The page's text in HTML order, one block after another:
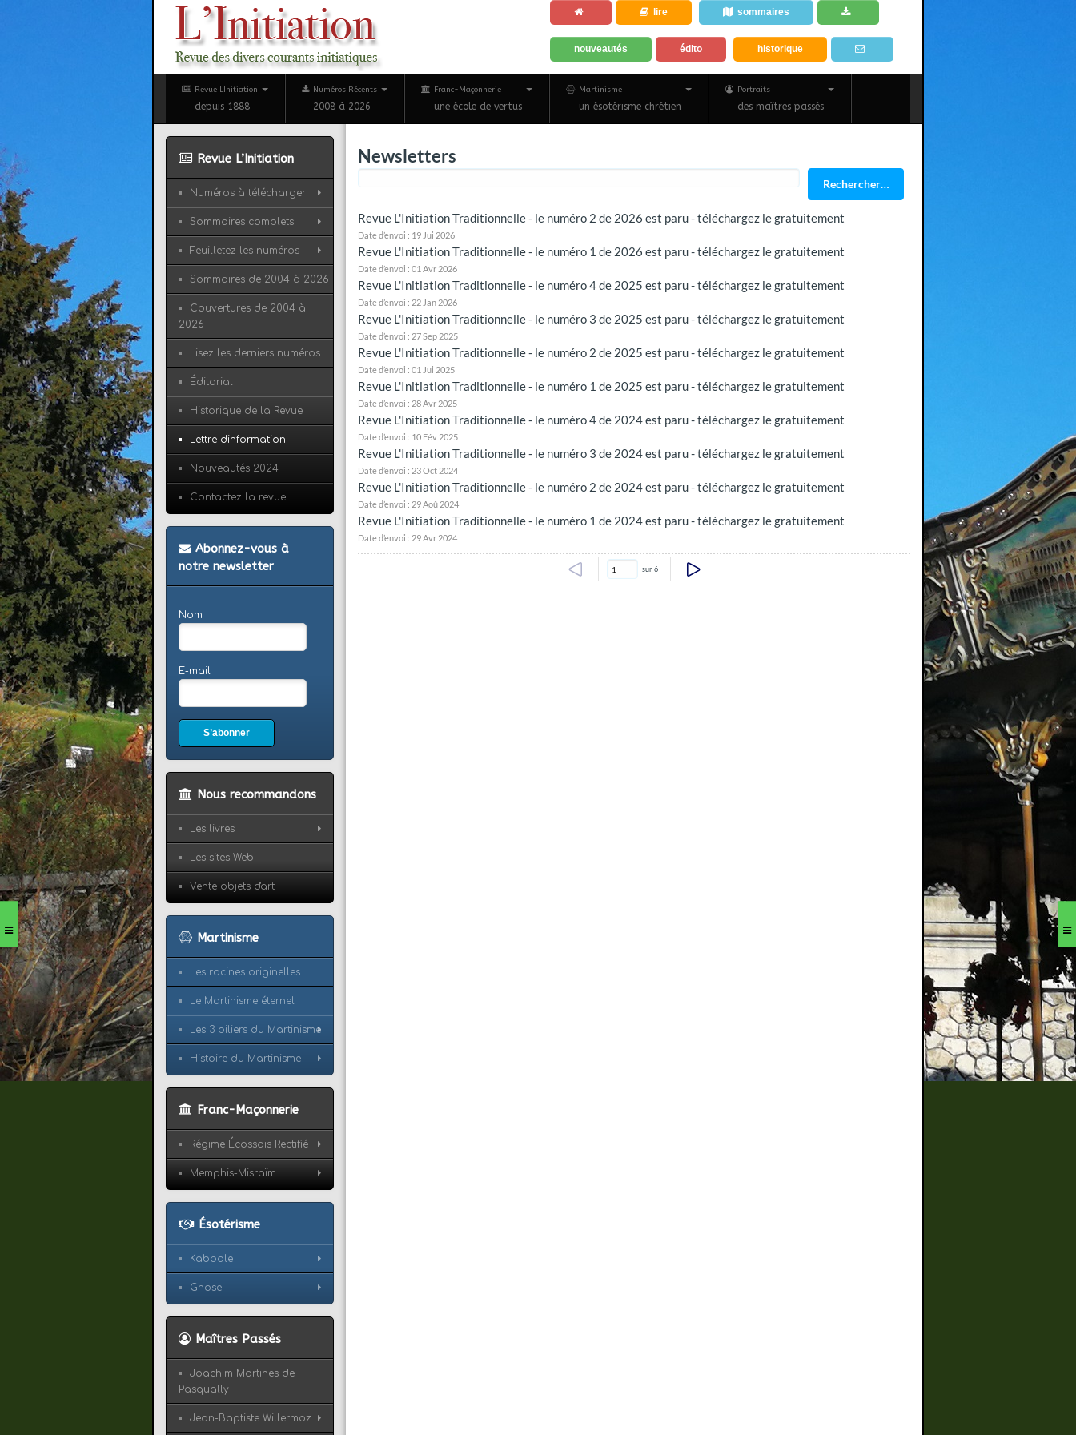
lire sommaires
nouveautés édito historique
Revue L'Initiation
depuis 1888
Numéros Récents
2008 à 2026
Franc-Maçonnerie
une école de vertus
Martinisme
un ésotérisme chrétien
Portraits
des maîtres passés
Newsletters
Rechercher…
Revue L'Initiation Traditionnelle - le numéro 2 de 2026 est paru - téléchargez le gratuitement
Date d’envoi : 19 Jui 2026
Revue L'Initiation Traditionnelle - le numéro 1 de 2026 est paru - téléchargez le gratuitement
Date d’envoi : 01 Avr 2026
Revue L'Initiation Traditionnelle - le numéro 4 de 2025 est paru - téléchargez le gratuitement
Date d’envoi : 22 Jan 2026
Revue L'Initiation Traditionnelle - le numéro 3 de 2025 est paru - téléchargez le gratuitement
Date d’envoi : 27 Sep 2025
Revue L'Initiation Traditionnelle - le numéro 2 de 2025 est paru - téléchargez le gratuitement
Date d’envoi : 01 Jui 2025
Revue L'Initiation Traditionnelle - le numéro 1 de 2025 est paru - téléchargez le gratuitement
Date d’envoi : 28 Avr 2025
Revue L'Initiation Traditionnelle - le numéro 4 de 2024 est paru - téléchargez le gratuitement
Date d’envoi : 10 Fév 2025
Revue L'Initiation Traditionnelle - le numéro 3 de 2024 est paru - téléchargez le gratuitement
Date d’envoi : 23 Oct 2024
Revue L'Initiation Traditionnelle - le numéro 2 de 2024 est paru - téléchargez le gratuitement
Date d’envoi : 29 Aoû 2024
Revue L'Initiation Traditionnelle - le numéro 1 de 2024 est paru - téléchargez le gratuitement
Date d’envoi : 29 Avr 2024
sur 6
Revue L’Initiation
Numéros à télécharger
Sommaires complets
Feuilletez les numéros
Sommaires de 2004 à 2026
Couvertures de 2004 à
2026
Lisez les derniers numéros
Éditorial
Historique de la Revue
Lettre d'information
Nouveautés 2024
Contactez la revue
Abonnez-vous à
notre newsletter
Nom
E-mail
S’abonner
Nous recommandons
Les livres
Les sites Web
Vente objets d'art
Martinisme
Les racines originelles
Le Martinisme éternel
Les 3 piliers du Martinisme
Histoire du Martinisme
Franc-Maçonnerie
Régime Écossais Rectifié
Memphis-Misraïm
Ésotérisme
Kabbale
Gnose
Maîtres Passés
Joachim Martines de
Pasqually
Jean-Baptiste Willermoz